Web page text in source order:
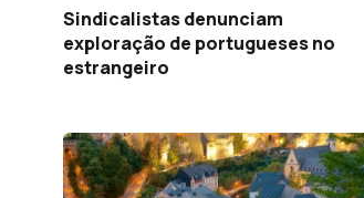
Sindicalistas denunciam
exploração de portugueses no
estrangeiro